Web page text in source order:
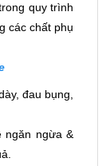
quy trình
các chất phụ
đau bụng,
ngăn ngừa &